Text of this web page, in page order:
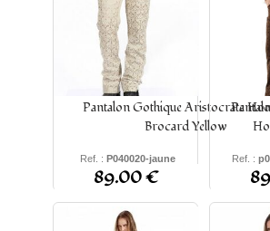
Pantalon Gothique Aristocrate
Brocard Yellow
Ref. : P040020-jaune
-L- XL -2XL-
3XL
89.00 €
Ref. :
-L-